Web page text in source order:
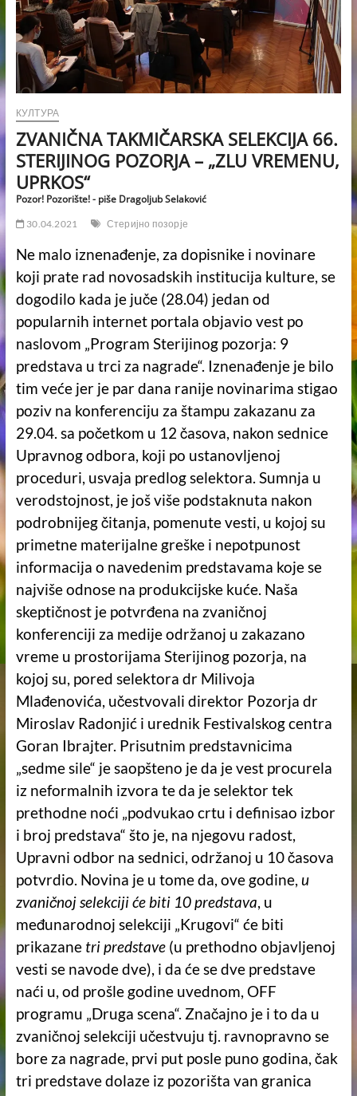
КУЛТУРА
ZVANIČNA TAKMIČARSKA SELEKCIJA 66.
STERIJINOG POZORJA – „ZLU VREMENU,
UPRKOS“
Pozor! Pozorište! - piše Dragoljub Selaković
30.04.2021 Стеријно позорје
Ne malo iznenađenje, za dopisnike i novinare
koji prate rad novosadskih institucija kulture, se
dogodilo kada je juče (28.04) jedan od
popularnih internet portala objavio vest po
naslovom „Program Sterijinog pozorja: 9
predstava u trci za nagrade“. Iznenađenje je bilo
tim veće jer je par dana ranije novinarima stigao
poziv na konferenciju za štampu zakazanu za
29.04. sa početkom u 12 časova, nakon sednice
Upravnog odbora, koji po ustanovljenoj
proceduri, usvaja predlog selektora. Sumnja u
verodstojnost, je još više podstaknuta nakon
podrobnijeg čitanja, pomenute vesti, u kojoj su
primetne materijalne greške i nepotpunost
informacija o navedenim predstavama koje se
najviše odnose na produkcijske kuće. Naša
skeptičnost je potvrđena na zvaničnoj
konferenciji za medije održanoj u zakazano
vreme u prostorijama Sterijinog pozorja, na
kojoj su, pored selektora dr Milivoja
Mlađenovića, učestvovali direktor Pozorja dr
Miroslav Radonjić i urednik Festivalskog centra
Goran Ibrajter. Prisutnim predstavnicima
„sedme sile“ je saopšteno je da je vest procurela
iz neformalnih izvora te da je selektor tek
prethodne noći „podvukao crtu i definisao izbor
i broj predstava“ što je, na njegovu radost,
Upravni odbor na sednici, održanoj u 10 časova
potvrdio. Novina je u tome da, ove godine, u
zvaničnoj selekciji će biti 10 predstava, u
međunarodnoj selekciji „Krugovi“ će biti
prikazane tri predstave(u prethodno objavljenoj
vesti se navode dve), i da će se dve predstave
naći u, od prošle godine uvednom, OFF
programu „Druga scena“. Značajno je i to da u
zvaničnoj selekciji učestvuju tj. ravnopravno se
bore za nagrade, prvi put posle puno godina, čak
tri predstave dolaze iz pozorišta van granica